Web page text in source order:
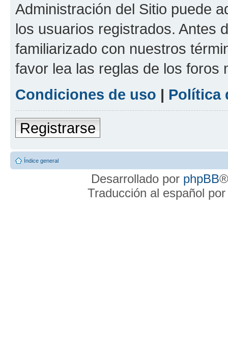
Administración del Sitio puede
los usuarios registrados. Antes
familiarizado con nuestros
favor lea las reglas de los foros
Condiciones de uso | Política
Registrarse
Índice general
Desarrollado por phpBB
Traducción al español